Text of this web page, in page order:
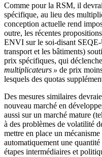
Comme pour la RSM, il
spécifique, au lieu des
conception actuelle rend
outre, les récentes
ENVI sur le soi-disant
transport et les bâtiments)
prix spécifiques, qui
multiplicateurs » de prix
lesquels des quotas
Des mesures similaires
nouveau marché en
aussi sur un marché mature
à des problèmes de volatilité
mettre en place un
automatiquement une
étapes intermédiaires et